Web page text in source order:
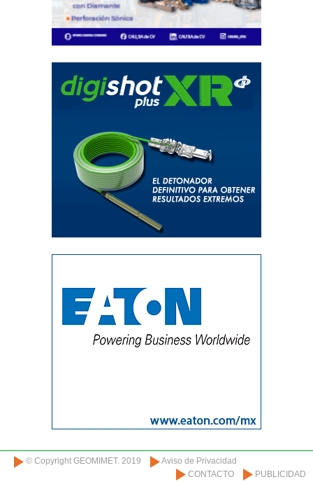
© Copyright GEOMIMET. 2019
Aviso de Privacidad
CONTACTO
PUBLICIDAD